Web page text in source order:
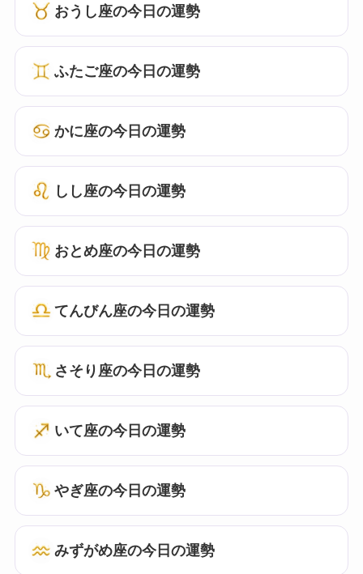
おうし座の今日の運勢
ふたご座の今日の運勢
かに座の今日の運勢
しし座の今日の運勢
おとめ座の今日の運勢
てんびん座の今日の運勢
さそり座の今日の運勢
いて座の今日の運勢
やぎ座の今日の運勢
みずがめ座の今日の運勢